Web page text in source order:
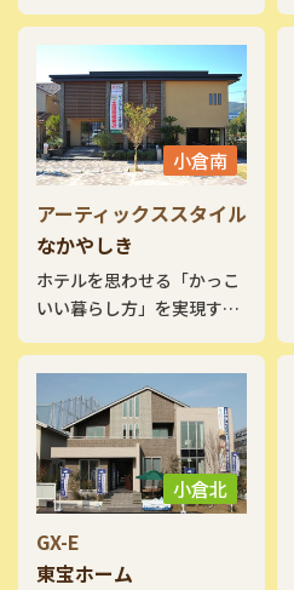
覧になって下さい。
小倉南
アーティックススタイル
なかやしき
ホテルを思わせる「かっこ
いい暮らし方」を実現す
小倉北
GX-E
東宝ホーム